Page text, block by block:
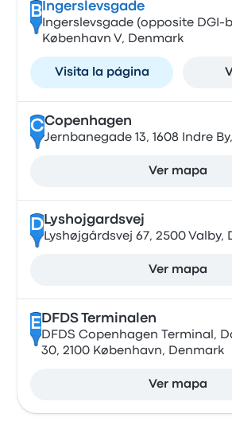
B Ingerslevsgade
Ingerslevsgade (opposite DGI-
København V, Denmark
Visita la página
CCopenhagen
Jernbanegade 13, 1608 Indre
Ver mapa
DLyshojgardsvej
Lyshøjgårdsvej 67, 2500 Valby,
Ver mapa
E DFDS Terminalen
DFDS Copenhagen Terminal,
30, 2100 København, Denmark
Ver mapa